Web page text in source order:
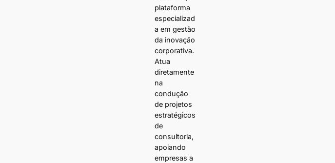
plataforma
especializad
a em gestão
da inovação
corporativa.
Atua
diretamente
na
condução
de projetos
estratégicos
de
consultoria,
apoiando
empresas a